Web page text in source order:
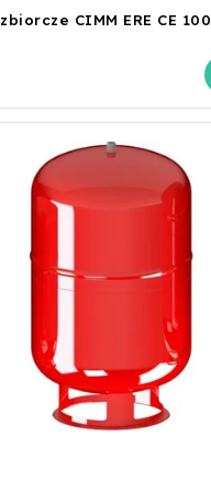
CIMM ERE CE 100